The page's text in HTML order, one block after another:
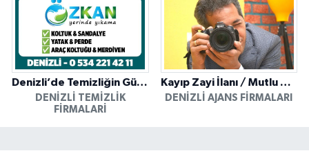
Denizli’de Temizliğin Güvenilir Adresi: Özkan Yerinde Yıkama
DENIZLI TEMIZLIK
FIRMALARI
Kayıp Zayi İlanı / Mutlu Ajans / Denizli
DENIZLI AJANS FIRMALARI